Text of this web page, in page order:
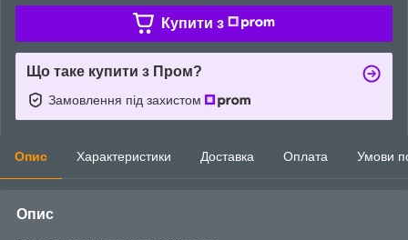
Купити з
Що таке купити з Пром?
Замовлення під захистом
Опис Характеристики Доставка Оплата Умови
Опис